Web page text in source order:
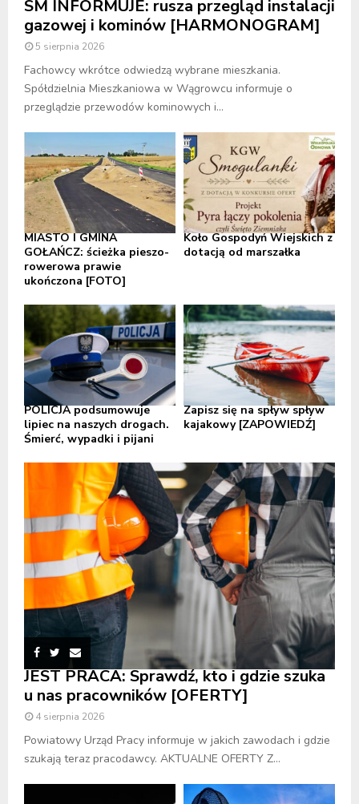
SM INFORMUJE: rusza przegląd instalacji
gazowej i kominów [HARMONOGRAM]
5 sierpnia 2026
Fachowcy wkrótce odwiedzą wybrane mieszkania.
Spółdzielnia Mieszkaniowa w Wągrowcu informuje o
przeglądzie przewodów kominowych i...
MIASTO I GMINA
GOŁAŃCZ: ścieżka pieszo-
rowerowa prawie
ukończona [FOTO]
Koło Gospodyń Wiejskich z
dotacją od marszałka
POLICJA podsumowuje
lipiec na naszych drogach.
Śmierć, wypadki i pijani
Zapisz się na spływ spływ
kajakowy [ZAPOWIEDŹ]
JEST PRACA: Sprawdź, kto i gdzie szuka
u nas pracowników [OFERTY]
4 sierpnia 2026
Powiatowy Urząd Pracy informuje w jakich zawodach i gdzie
szukają teraz pracodawcy. AKTUALNE OFERTY Z...